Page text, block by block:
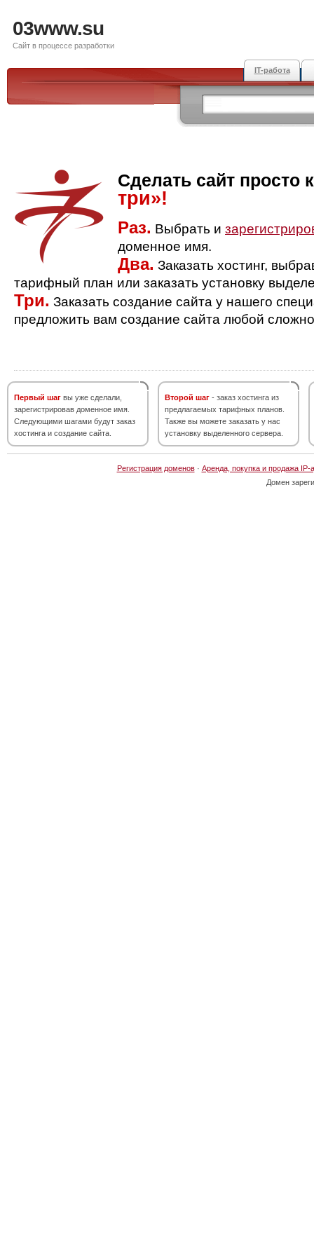
03www.su
Сайт в процессе разработки
IT-работа
Сделать сайт просто
три»!
Раз. Выбрать и
доменное имя.
Два. Заказать хостинг,
тарифный план или заказать установку
Три. Заказать создание сайта у нашего
предложить вам создание сайта любой
Первый шаг вы уже сделали,
зарегистрировав доменное имя.
Следующими шагами будут заказ
хостинга и создание сайта.
Второй шаг - заказ хостинга из
предлагаемых тарифных планов.
Также вы можете заказать у нас
установку выделенного сервера.
Регистрация доменов· Аренда, покупка и продажа IP-
Домен